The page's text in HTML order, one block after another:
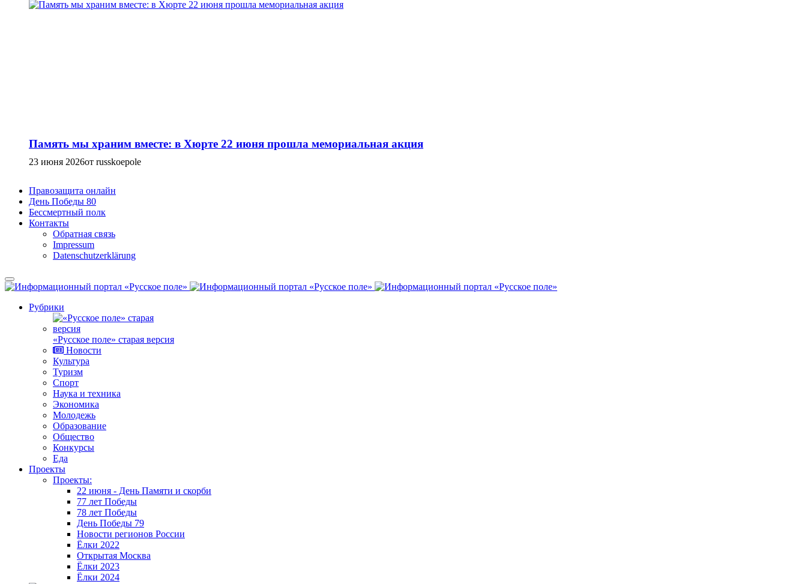
Память мы храним вместе: в Хюрте 22 июня прошла мемориальная акция
23 июня 2026от russkoepole
Правозащита онлайн
День Победы 80
Бессмертный полк
Контакты
Обратная связь
Impressum
Datenschutzerklärung
Рубрики
«Русское поле» старая версия
Новости
Культура
Туризм
Спорт
Наука и техника
Экономика
Молодежь
Образование
Общество
Конкурсы
Еда
Проекты
Проекты:
22 июня - День Памяти и скорби
77 лет Победы
78 лет Победы
День Победы 79
Новости регионов России
Ёлки 2022
Открытая Москва
Ёлки 2023
Ёлки 2024